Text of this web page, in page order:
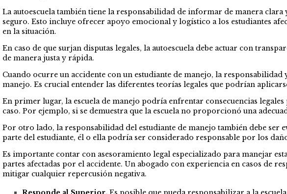
La autoescuela también tiene la responsabilidad de informar de manera
seguro. Esto incluye ofrecer apoyo emocional y logístico a los estudiantes
en la situación.
En caso de que surjan disputas legales, la autoescuela debe actuar con
de manera justa y rápida.
Cuando ocurre un accidente con un estudiante de manejo, la
manejo. Es crucial entender las diferentes teorías legales que podrían
En primer lugar, la escuela de manejo podría enfrentar consecuencias
caso. Por ejemplo, si se demuestra que la escuela no proporcionó una
Por otro lado, la responsabilidad del estudiante de manejo también debe ser
parte del estudiante, él o ella podría ser considerado responsable por los
Es importante contar con asesoramiento legal especializado para manejar
partes afectadas por el accidente. Un abogado con experiencia en casos de
mitigar cualquier repercusión negativa.